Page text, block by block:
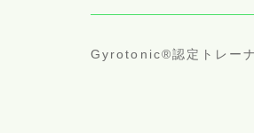
Gyrotonic®︎認定トレーナ